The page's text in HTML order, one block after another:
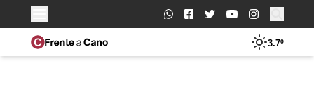
Buscar:
3.7º